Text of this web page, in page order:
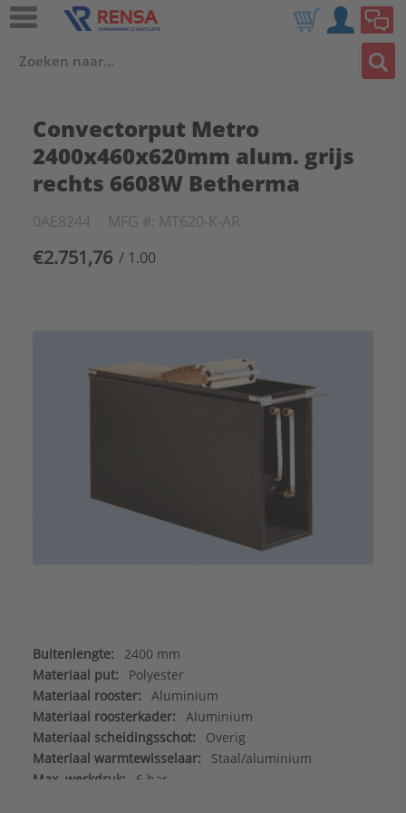
Convectorput Metro
2400x460x620mm alum. grijs
rechts 6608W Betherma
0AE8244 MFG #: MT620-K-AR
€2.751,76 / 1.00
Buitenlengte:
2400 mm
Materiaal put:
Polyester
Materiaal rooster:
Aluminium
Materiaal roosterkader:
Aluminium
Materiaal scheidingsschot:
Overig
Materiaal warmtewisselaar:
Staal/aluminium
Max. werkdruk:
6 bar